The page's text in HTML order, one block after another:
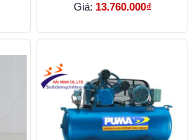
Giá: 13.760.000₫